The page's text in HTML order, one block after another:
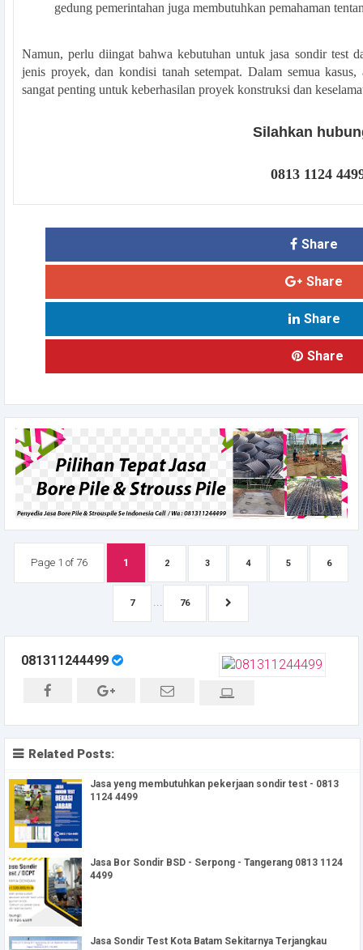
gedung pemerintahan juga membutuhkan pemahaman
Namun, perlu diingat bahwa kebutuhan untuk jasa sondir test
jenis proyek, dan kondisi tanah setempat. Dalam semua
sangat penting untuk keberhasilan proyek konstruksi dan
Silahkan
0813 1124
Share
Share
Share
Share
Page 1 of 76 1 2 3 4 5 6
7 76
081311244499
Related Posts:
Jasa yeng membutuhkan pekerjaan sondir test - 0813
1124 4499
Jasa Bor Sondir BSD - Serpong - Tangerang 0813 1124
4499
Jasa Sondir Test Kota Batam Sekitarnya Terjangkau